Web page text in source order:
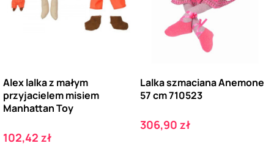
Alex lalka z małym
przyjacielem misiem
Manhattan Toy
Cena
102,42 zł
Lalka szmaciana Anemone
57 cm 710523
Cena
306,90 zł